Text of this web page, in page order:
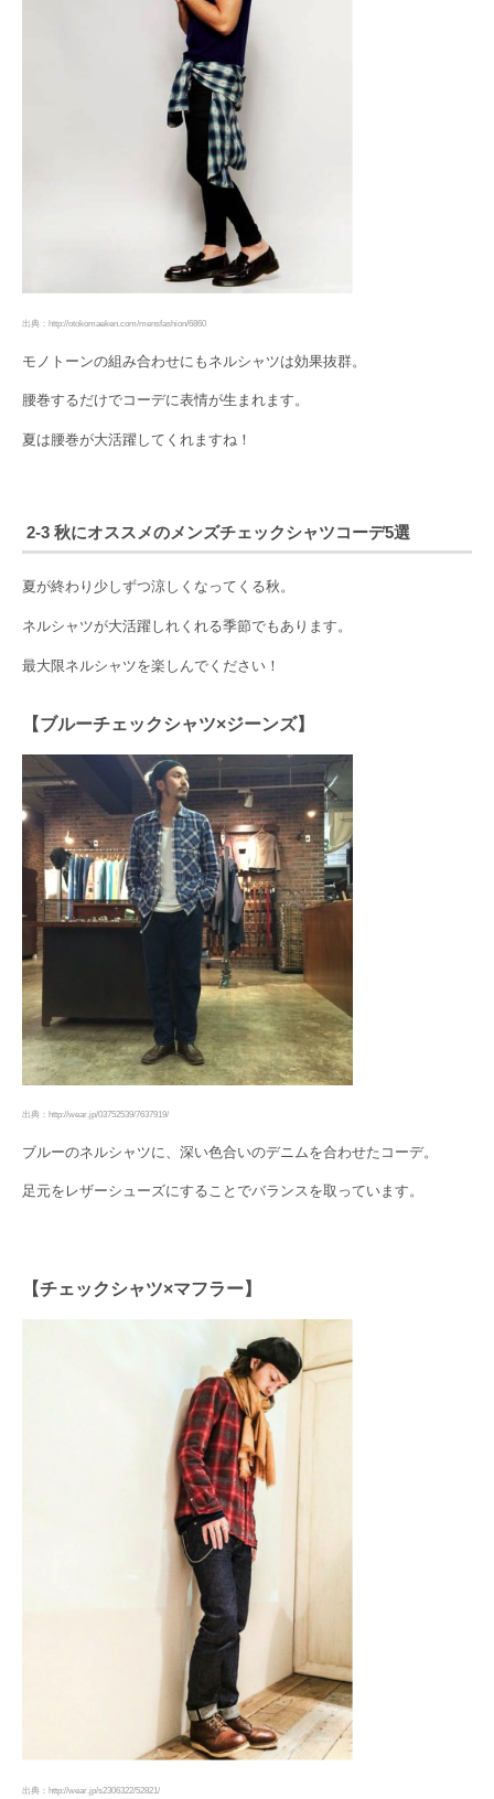
出典：http://otokomaeken.com/mensfashion/6860
モノトーンの組み合わせにもネルシャツは効果抜群。
腰巻するだけでコーデに表情が生まれます。
夏は腰巻が大活躍してくれますね！
2-3 秋にオススメのメンズチェックシャツコーデ5選
夏が終わり少しずつ涼しくなってくる秋。
ネルシャツが大活躍しれくれる季節でもあります。
最大限ネルシャツを楽しんでください！
【ブルーチェックシャツ×ジーンズ】
出典：http://wear.jp/03752539/7637919/
ブルーのネルシャツに、深い色合いのデニムを合わせたコーデ。
足元をレザーシューズにすることでバランスを取っています。
【チェックシャツ×マフラー】
出典：http://wear.jp/s2306322/52821/